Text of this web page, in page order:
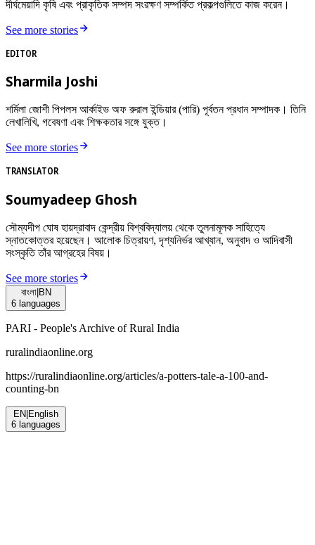
দীর্ঘমেয়াদি কৃষি এবং প্রাকৃতিক সম্পদ সংরক্ষণ সম্পর্কিত প্রকল্পগুলিতে কাজ করেন।
See more stories
EDITOR
Sharmila Joshi
শর্মিলা জোশী পিপলস আর্কাইভ অফ রুরাল ইন্ডিয়ার (পারি) পূর্বতন প্রধান সম্পাদক। তিনি
লেখালিখি, গবেষণা এবং শিক্ষকতার সঙ্গে যুক্ত।
See more stories
TRANSLATOR
Soumyadeep Ghosh
সৌম্যদীপ ঘোষ হায়দ্রাবাদ কেন্দ্রীয় বিশ্ববিদ্যালয় থেকে তুলনামূলক সাহিত্যে
স্নাতকোত্তর হয়েছেন। আলোক চিত্রায়ণ, দৃশ্যনির্ভর আখ্যান, অনুবাদ ও আদিবাসী
সংস্কৃতি তাঁর আগ্রহের বিষয়।
See more stories
বাংলা|BN
6 languages
PARI - People's Archive of Rural India
ruralindiaonline.org
https://ruralindiaonline.org/articles/a-potters-tale-a-100-and-
counting-bn
EN|English
6 languages